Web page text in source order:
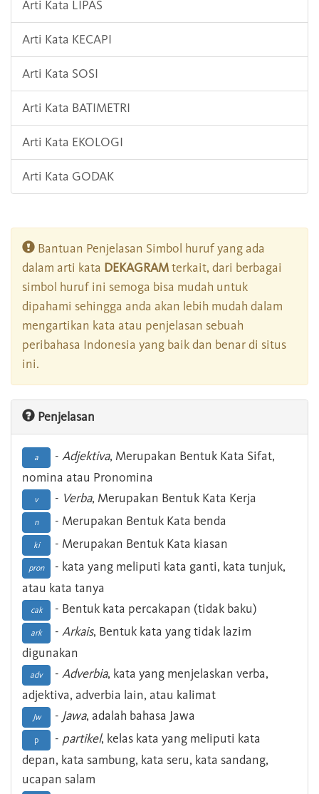
Arti Kata LIPAS
Arti Kata KECAPI
Arti Kata SOSI
Arti Kata BATIMETRI
Arti Kata EKOLOGI
Arti Kata GODAK
Bantuan Penjelasan Simbol huruf yang ada
dalam arti kata DEKAGRAMterkait, dari berbagai
simbol huruf ini semoga bisa mudah untuk
dipahami sehingga anda akan lebih mudah dalam
mengartikan kata atau penjelasan sebuah
peribahasa Indonesia yang baik dan benar di situs
ini.
Penjelasan
a - Adjektiva, Merupakan Bentuk Kata Sifat,
nomina atau Pronomina
v - Verba, Merupakan Bentuk Kata Kerja
n - Merupakan Bentuk Kata benda
ki - Merupakan Bentuk Kata kiasan
pron
- kata yang meliputi kata ganti, kata tunjuk,
atau kata tanya
cak - Bentuk kata percakapan (tidak baku)
ark - Arkais, Bentuk kata yang tidak lazim
digunakan
adv - Adverbia, kata yang menjelaskan verba,
adjektiva, adverbia lain, atau kalimat
Jw - Jawa, adalah bahasa Jawa
p - partikel, kelas kata yang meliputi kata
depan, kata sambung, kata seru, kata sandang,
ucapan salam